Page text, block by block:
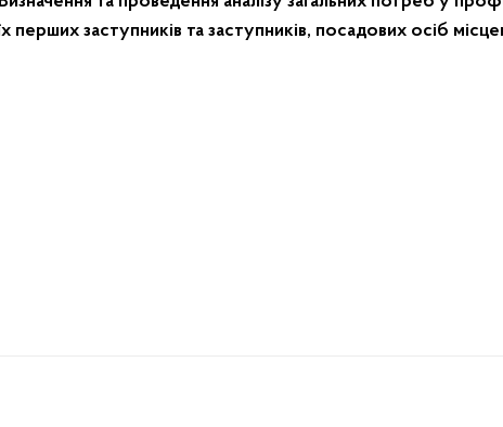
перших заступників та заступників, посадових осіб